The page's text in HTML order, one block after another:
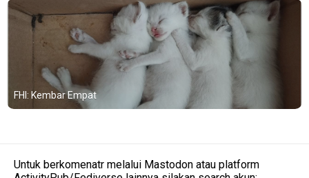
FHI: Kembar Empat
Untuk berkomenatr melalui Mastodon atau platform